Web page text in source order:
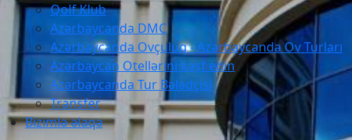
Qolf Klub
Azərbaycanda DMC
Azərbaycanda Ovçuluq - Azərbaycanda Ov Turları
Azərbaycan Otellərini kəşf edin
Azərbaycanda Tur Bələdçisi
Transfer
Bizimlə əlaqə